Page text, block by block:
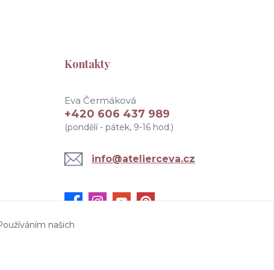
Kontakty
Eva Čermáková
+420 606 437 989
(pondělí - pátek, 9-16 hod.)
info@atelierceva.cz
našich